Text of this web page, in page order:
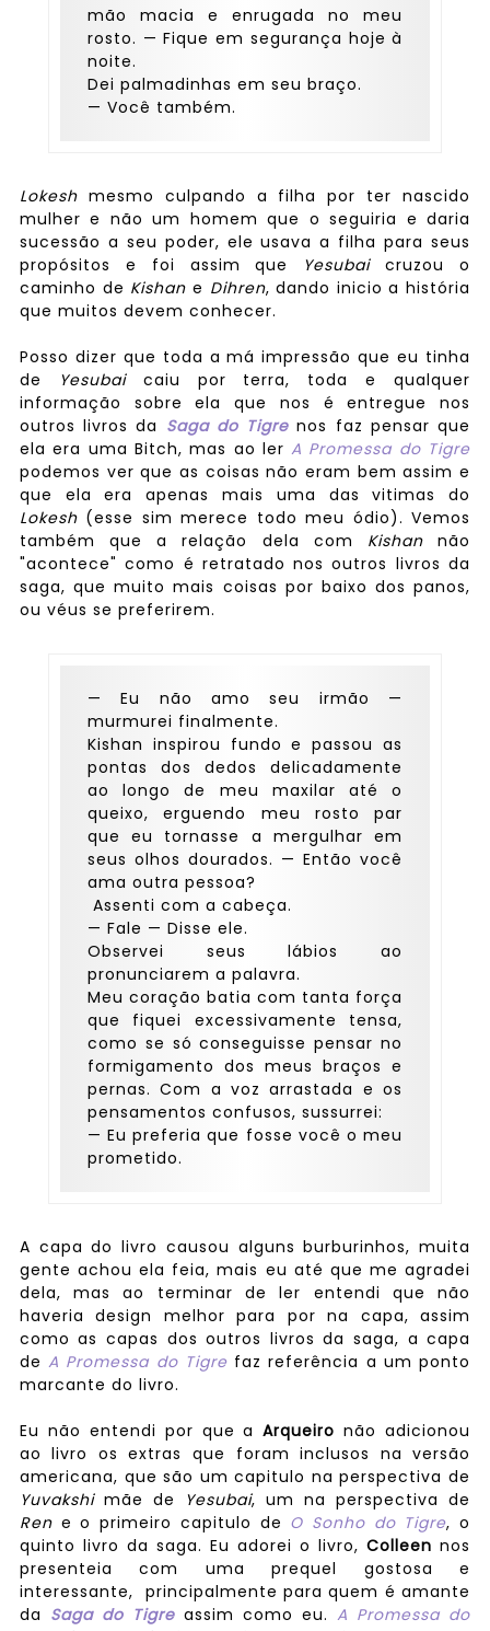
mão macia e enrugada no meu
rosto. — Fique em segurança hoje à
noite.
Dei palmadinhas em seu braço.
— Você também.
Lokeshmesmo culpando a filha por ter nascido
mulher e não um homem que o seguiria e daria
sucessão a seu poder, ele usava a filha para seus
propósitos e foi assim que Yesubaicruzou o
caminho de Kishan e Dihren, dando inicio a história
que muitos devem conhecer.
Posso dizer que toda a má impressão que eu tinha
de Yesubaicaiu por terra, toda e qualquer
informação sobre ela que nos é entregue nos
outros livros da Saga do Tigre nos faz pensar que
ela era uma Bitch, mas ao lerA Promessa do Tigre
podemos ver que as coisas não eram bem assim e
que ela era apenas mais uma das vitimas do
Lokesh(esse sim merece todo meu ódio). Vemos
também que a relação dela com Kishannão
"acontece" como é retratado nos outros livros da
saga, que muito mais coisas por baixo dos panos,
ou véus se preferirem.
— Eu não amo seu irmão —
murmurei finalmente.
Kishan inspirou fundo e passou as
pontas dos dedos delicadamente
ao longo de meu maxilar até o
queixo, erguendo meu rosto par
que eu tornasse a mergulhar em
seus olhos dourados. — Então você
ama outra pessoa?
Assenti com a cabeça.
— Fale — Disse ele.
Observei seus lábios ao
pronunciarem a palavra.
Meu coração batia com tanta força
que fiquei excessivamente tensa,
como se só conseguisse pensar no
formigamento dos meus braços e
pernas. Com a voz arrastada e os
pensamentos confusos, sussurrei:
— Eu preferia que fosse você o meu
prometido.
A capa do livro causou alguns burburinhos, muita
gente achou ela feia, mais eu até que me agradei
dela, mas ao terminar de ler entendi que não
haveria design melhor para por na capa, assim
como as capas dos outros livros da saga, a capa
deA Promessa do Tigrefaz referência a um ponto
marcante do livro.
Eu não entendi por que aArqueiro não adicionou
ao livro os extras que foram inclusos na versão
americana, que são um capitulo na perspectiva de
Yuvakshimãe de Yesubai, um na perspectiva de
Rene o primeiro capitulo de O Sonho do Tigre, o
quinto livro da saga. Eu adorei o livro,Colleen nos
presenteia com uma prequel gostosa e
interessante, principalmente para quem é amante
da Saga do Tigre assim como eu.A Promessa do